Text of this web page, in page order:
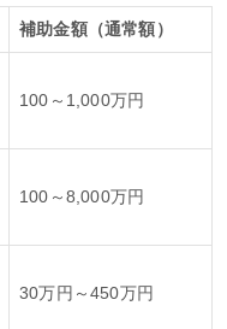
補助金額（通常額）
100～1,000万円
100～8,000万円
30万円～450万円